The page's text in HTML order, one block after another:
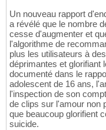
Un nouveau rapport
a révélé que le nombre
cesse d'augmenter et
l'algorithme de
plus les utilisateurs à
déprimantes et glorifiant
documenté dans le
adolescent de 16 ans,
l'inspection de son
de clips sur l'amour non
que beaucoup glorifient
suicide.